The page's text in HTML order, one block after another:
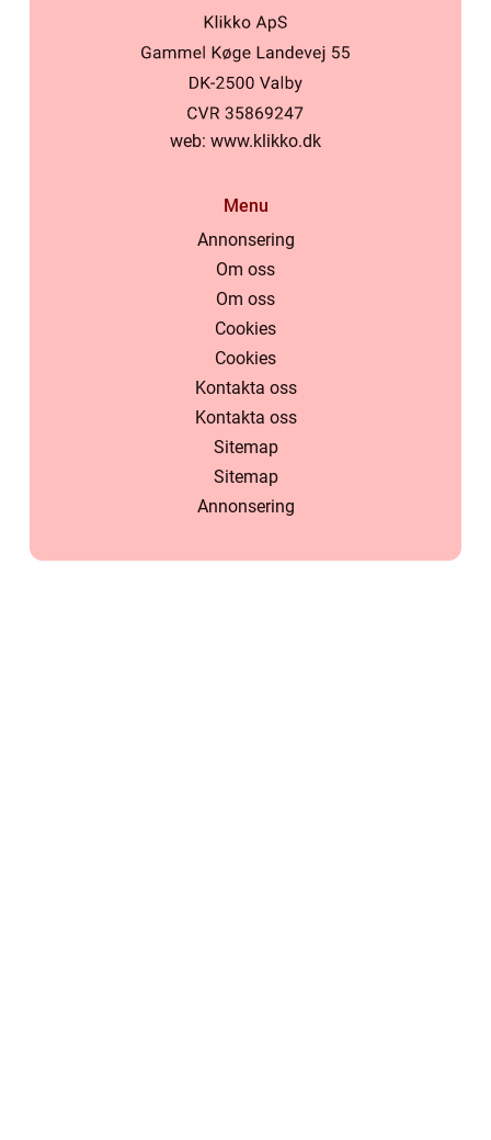
web: www.klikko.dk
Menu
Annonsering
Om oss
Om oss
Cookies
Cookies
Kontakta oss
Kontakta oss
Sitemap
Sitemap
Annonsering